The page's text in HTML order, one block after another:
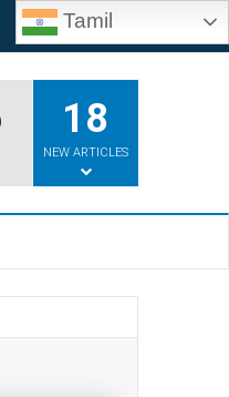
Tamil
18
NEW ARTICLES